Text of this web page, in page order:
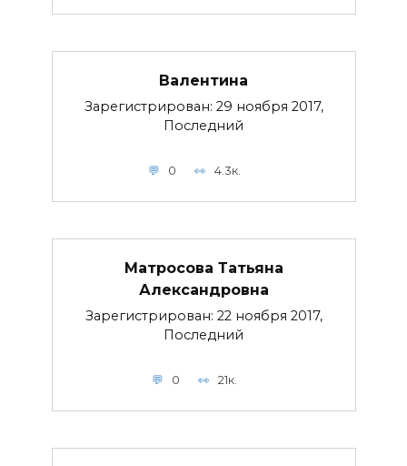
Валентина
Зарегистрирован: 29 ноября 2017,
Последний
0 4.3к.
Матросова Татьяна
Александровна
Зарегистрирован: 22 ноября 2017,
Последний
0 21к.